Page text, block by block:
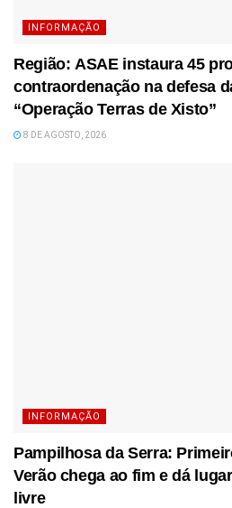
INFORMAÇÃO
Região: ASAE instaura 45
contraordenação na defesa
“Operação Terras de Xisto”
8 DE AGOSTO, 2026
INFORMAÇÃO
Pampilhosa da Serra:
Verão chega ao fim e dá
livre